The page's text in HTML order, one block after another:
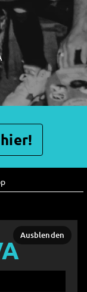
Ausblenden